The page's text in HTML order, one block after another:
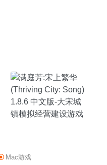
Mac游戏